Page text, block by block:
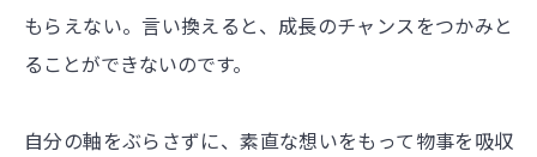
もらえない。言い換えると、成長のチャンスをつかみと
ることができないのです。
自分の軸をぶらさずに、素直な想いをもって物事を吸収